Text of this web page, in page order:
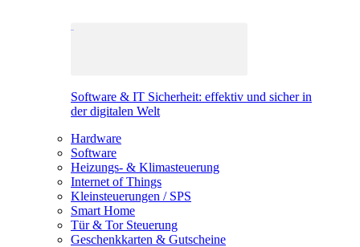
Software & IT Sicherheit: effektiv und sicher in
der digitalen Welt
Hardware
Software
Heizungs- & Klimasteuerung
Internet of Things
Kleinsteuerungen / SPS
Smart Home
Tür & Tor Steuerung
Geschenkkarten & Gutscheine